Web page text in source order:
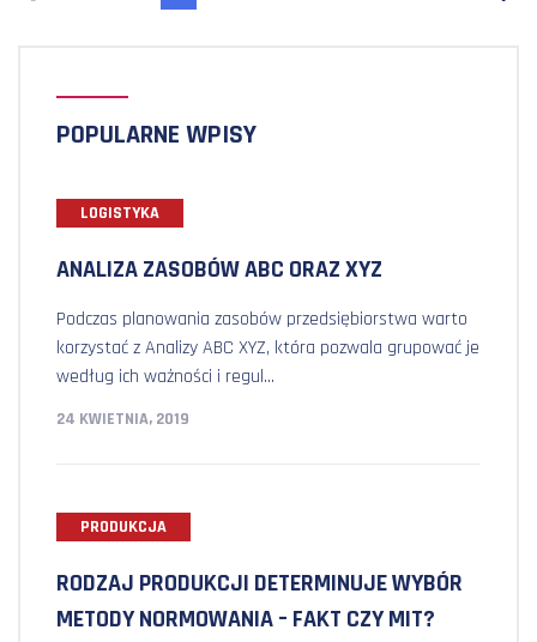
POPULARNE WPISY
LOGISTYKA
ANALIZA ZASOBÓW ABC ORAZ XYZ
Podczas planowania zasobów przedsiębiorstwa warto
korzystać z Analizy ABC XYZ, która pozwala grupować je
według ich ważności i regul...
24 KWIETNIA, 2019
PRODUKCJA
RODZAJ PRODUKCJI DETERMINUJE WYBÓR
METODY NORMOWANIA – FAKT CZY MIT?